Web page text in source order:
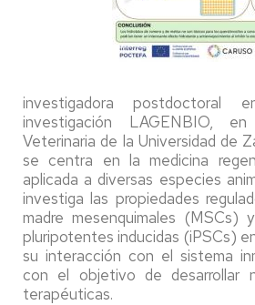
investigadora
investigación LAGENBIO,
Veterinaria de la Universidad de
se centra en la medicina
aplicada a diversas especies
investiga las propiedades
madre mesenquimales (MSCs)
pluripotentes inducidas (iPSCs)
su interacción con el sistema
con el objetivo de desarrollar
terapéuticas.